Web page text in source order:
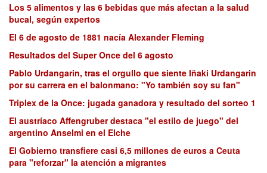
Los 5 alimentos y las 6 bebidas que más afectan a la salud
bucal, según expertos
El 6 de agosto de 1881 nacía Alexander Fleming
Resultados del Super Once del 6 agosto
Pablo Urdangarin, tras el orgullo que siente Iñaki Urdangarin
por su carrera en el balonmano: "Yo también soy su fan"
Triplex de la Once: jugada ganadora y resultado del sorteo 1
El austríaco Affengruber destaca "el estilo de juego" del
argentino Anselmi en el Elche
El Gobierno transfiere casi 6,5 millones de euros a Ceuta
para "reforzar" la atención a migrantes